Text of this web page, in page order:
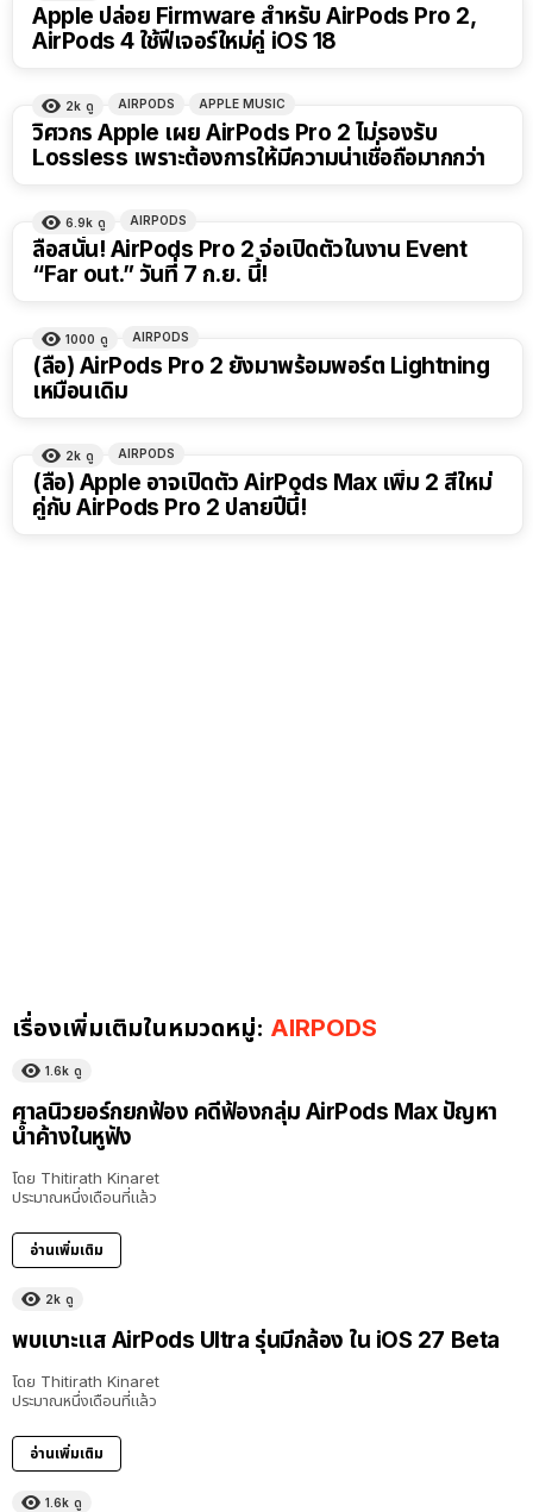
Apple ปล่อย Firmware สำหรับ AirPods Pro 2,
AirPods 4 ใช้ฟีเจอร์ใหม่คู่ iOS 18
2k ดู AIRPODS APPLE MUSIC
วิศวกร Apple เผย AirPods Pro 2 ไม่รองรับ
Lossless เพราะต้องการให้มีความน่าเชื่อถือมากกว่า
6.9k ดู AIRPODS
ลือสนั่น! AirPods Pro 2 จ่อเปิดตัวในงาน Event
“Far out.” วันที่ 7 ก.ย. นี้!
1000 ดู AIRPODS
(ลือ) AirPods Pro 2 ยังมาพร้อมพอร์ต Lightning
เหมือนเดิม
2k ดู AIRPODS
(ลือ) Apple อาจเปิดตัว AirPods Max เพิ่ม 2 สีใหม่
คู่กับ AirPods Pro 2 ปลายปีนี้!
เรื่องเพิ่มเติมในหมวดหมู่: AIRPODS
1.6k ดู
ศาลนิวยอร์กยกฟ้อง คดีฟ้องกลุ่ม AirPods Max ปัญหา
น้ำค้างในหูฟัง
โดย Thitirath Kinaret
ประมาณหนึ่งเดือนที่แล้ว
อ่านเพิ่มเติม
2k ดู
พบเบาะแส AirPods Ultra รุ่นมีกล้อง ใน iOS 27 Beta
โดย Thitirath Kinaret
ประมาณหนึ่งเดือนที่แล้ว
อ่านเพิ่มเติม
1.6k ดู